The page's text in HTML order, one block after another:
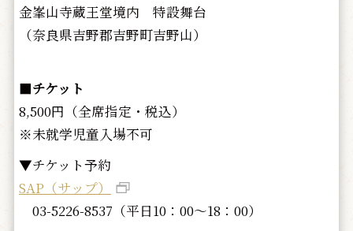
金峯山寺蔵王堂境内 特設舞台
（奈良県吉野郡吉野町吉野山）
■チケット
8,500円（全席指定・税込）
※未就学児童入場不可
▼チケット予約
SAP（サップ）
03-5226-8537（平日10：00～18：00）